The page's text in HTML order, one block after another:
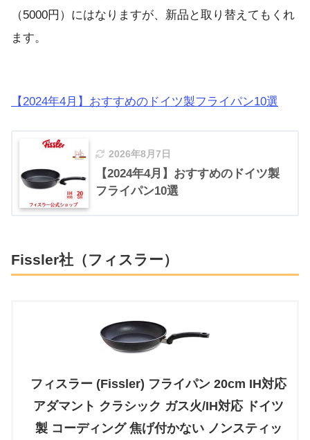
（5000円）にはなりますが、新品と取り替えてもくれ
ます。
【2024年4月】おすすめのドイツ製フライパン10選
2026年8月7日
【2024年4月】おすすめのドイツ製
フライパン10選
Fissler社（フィスラー）
フィスラー (Fissler) フライパン 20cm IH対応
アダマント クラシック ガス火/IH対応 ドイツ
製 コーディング 焦げ付かない ノンスティッ